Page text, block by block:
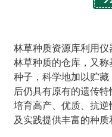
林草种质资源库利用
林草种质的仓库，又
种子，科学地加以贮
后仍具有原有的遗传特
培育高产、优质、抗
及实践提供丰富的种质